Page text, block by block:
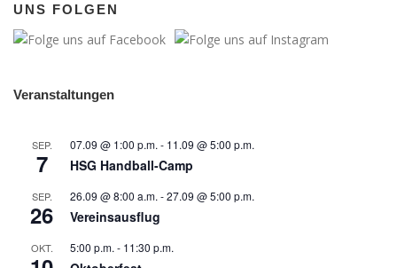
UNS FOLGEN
Veranstaltungen
SEP.
7
07.09 @ 1:00 p.m. - 11.09 @ 5:00 p.m.
HSG Handball-Camp
SEP.
26
26.09 @ 8:00 a.m. -27.09 @ 5:00 p.m.
Vereinsausflug
OKT. 5:00 p.m. - 11:30 p.m.